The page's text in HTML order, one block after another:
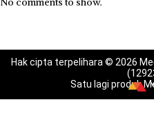
Hak cipta terpelihara © 2026
Satu lagi produk